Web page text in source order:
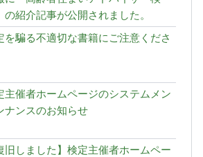
の紹介記事が公開されました。
を騙る不適切な書籍にご注意くださ
主催者ホームページのシステムメン
ナンスのお知らせ
旧しました】検定主催者ホームペー